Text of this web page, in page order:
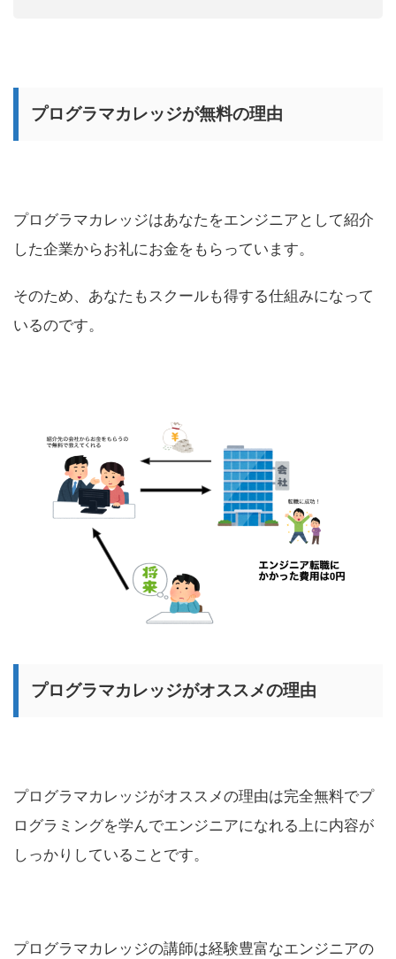
プログラマカレッジが無料の理由
プログラマカレッジはあなたをエンジニアとして紹介
した企業からお礼にお金をもらっています。
そのため、あなたもスクールも得する仕組みになって
いるのです。
プログラマカレッジがオススメの理由
プログラマカレッジがオススメの理由は完全無料でプ
ログラミングを学んでエンジニアになれる上に内容が
しっかりしていることです。
プログラマカレッジの講師は経験豊富なエンジニアの